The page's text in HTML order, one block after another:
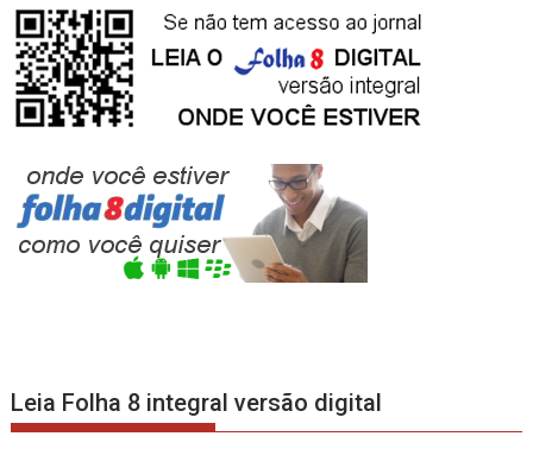
Leia Folha 8 integral versão digital